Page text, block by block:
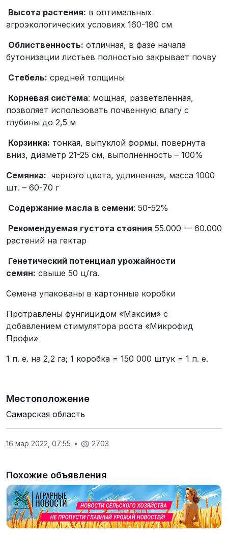
Высота растения: в оптимальных
агроэкологических условиях 160-180 см
Облиственность: отличная, в фазе начала
бутонизации листьев полностью закрывает почву
Стебель: средней толщины
Корневая система: мощная, разветвленная,
позволяет использовать почвенную влагу с
глубины до 2,5 м
Корзинка: тонкая, выпуклой формы, повернута
вниз, диаметр 21-25 см, выполненность – 100%
Семянка: черного цвета, удлиненная, масса 1000
шт. – 60-70 г
Содержание масла в семени: 50-52%
Рекомендуемая густота стояния 55.000 — 60.000
растений на гектар
Генетический потенциал урожайности
семян: свыше 50 ц/га.
Семена упакованы в картонные коробки
Протравлены фунгицидом «Максим» с
добавлением стимулятора роста «Микрофид
Профи»
1 п. е. на 2,2 га; 1 коробка = 150 000 штук = 1 п. е.
Местоположение
Самарская область
16 мар 2022, 07:55 • 2703
Похожие объявления